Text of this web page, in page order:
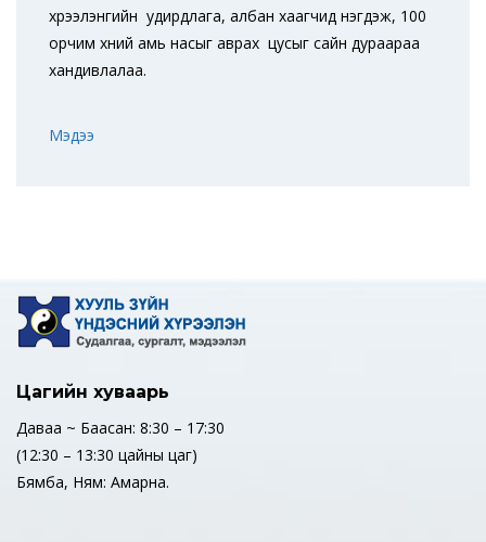
хүрээлэнгийн удирдлага, албан хаагчид нэгдэж, 100
орчим хүний амь насыг аврах цусыг сайн дураараа
хандивлалаа.
Мэдээ
Цагийн хуваарь
Даваа ~ Баасан: 8:30 – 17:30
(12:30 – 13:30 цайны цаг)
Бямба, Ням: Амарна.